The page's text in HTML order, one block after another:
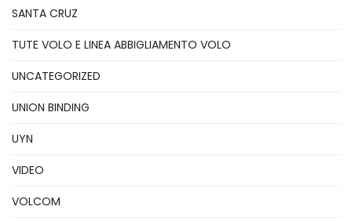
SANTA CRUZ
TUTE VOLO E LINEA ABBIGLIAMENTO VOLO
UNCATEGORIZED
UNION BINDING
UYN
VIDEO
VOLCOM